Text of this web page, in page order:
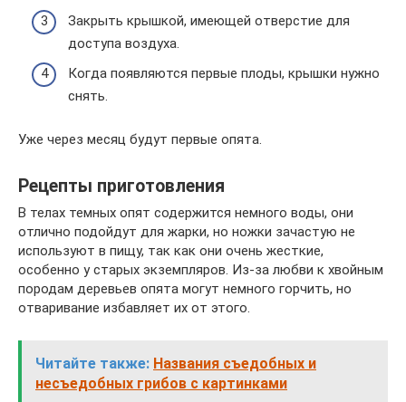
Закрыть крышкой, имеющей отверстие для
доступа воздуха.
Когда появляются первые плоды, крышки нужно
снять.
Уже через месяц будут первые опята.
Рецепты приготовления
В телах темных опят содержится немного воды, они
отлично подойдут для жарки, но ножки зачастую не
используют в пищу, так как они очень жесткие,
особенно у старых экземпляров. Из-за любви к хвойным
породам деревьев опята могут немного горчить, но
отваривание избавляет их от этого.
Читайте также: Названия съедобных и
несъедобных грибов с картинками